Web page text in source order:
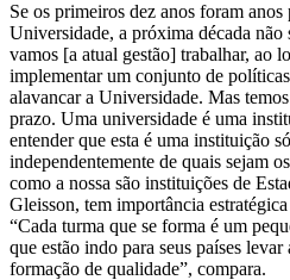
Se os primeiros dez anos foram anos
Universidade, a próxima década não
vamos [a atual gestão] trabalhar, ao
implementar um conjunto de
alavancar a Universidade. Mas
prazo. Uma universidade é uma
entender que esta é uma instituição
independentemente de quais sejam
como a nossa são instituições de
Gleisson, tem importância
“Cada turma que se forma é um
que estão indo para seus países
formação de qualidade”, compara.